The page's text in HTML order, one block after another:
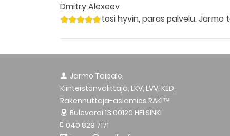
Dmitry Alexeev
tosi hyvin, paras palvelu. Jarmo
Jarmo Taipale,
Kiinteistönvälittäjä, LKV, LVV, KED,
Rakennuttaja-asiamies RAKI™
Bulevardi 13 00120 HELSINKI
040 829 7171